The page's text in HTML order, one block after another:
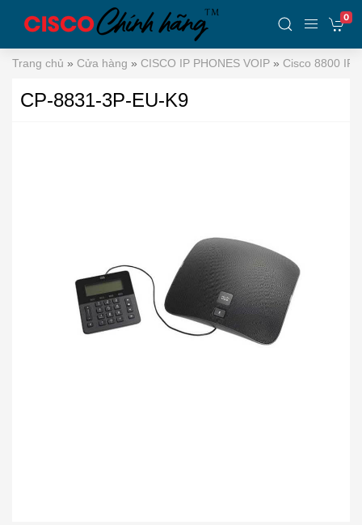
0
Trang chủ » Cửa hàng » CISCO IP PHONES VOIP » Cisco 8800 IP
CP-8831-3P-EU-K9